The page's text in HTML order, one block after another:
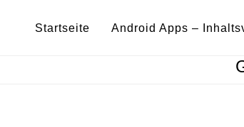
Startseite Android Apps –